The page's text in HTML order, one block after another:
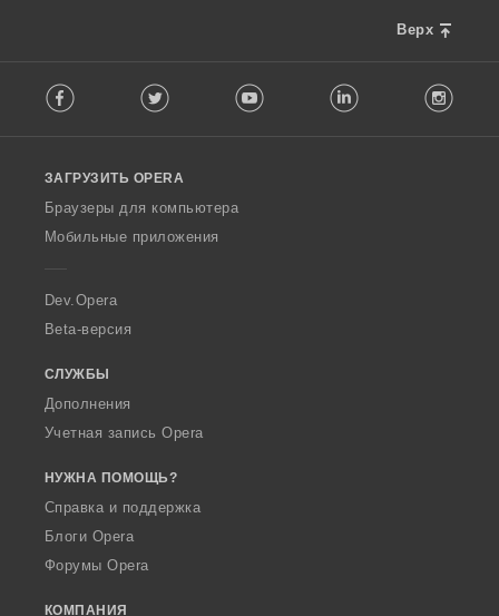
Верх
o
w
O
p
a
Facebook Twitter Youtube LinkedIn
ЗАГРУЗИТЬ OPERA
Браузеры для компьютера
Мобильные приложения
Dev.Opera
Beta-версия
СЛУЖБЫ
Дополнения
Учетная запись Opera
НУЖНА ПОМОЩЬ?
Справка и поддержка
Блоги Opera
Форумы Opera
КОМПАНИЯ